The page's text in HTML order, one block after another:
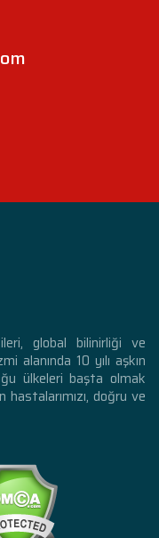
global bilinirliği ve
10 yılı aşkın
ülkeleri başta olmak
doğru ve